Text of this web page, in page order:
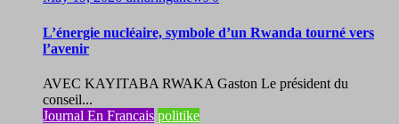
L’énergie nucléaire, symbole d’un Rwanda tourné vers
l’avenir
AVEC KAYITABA RWAKA Gaston Le président du
conseil...
Journal En Francais politike